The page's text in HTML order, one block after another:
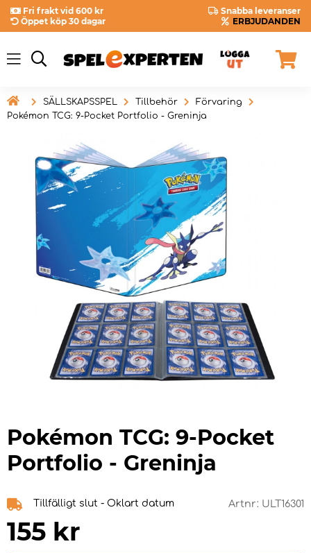
Fri frakt vid 600 kr
Snabba leveranser
Öppet köp 30 dagar
ERBJUDANDEN
 SÄLLSKAPSSPEL Tillbehör
Förvaring
Pokémon TCG: 9-Pocket Portfolio - Greninja
Pokémon TCG: 9-Pocket
Portfolio - Greninja
Tillfälligt slut - Oklart datum Artnr: ULT16301
155 kr